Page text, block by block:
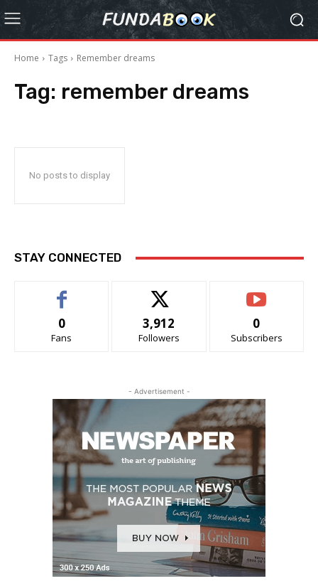
Home Tags Remember dreams
Tag: remember dreams
No posts to display
STAY CONNECTED
0
Fans
3,912
Followers
0
Subscribers
- Advertisement -